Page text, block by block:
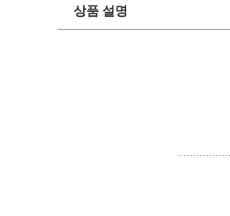
상품 설명